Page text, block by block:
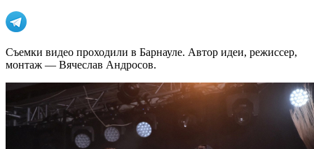
Съемки видео проходили в Барнауле. Автор идеи, режиссер,
монтаж — Вячеслав Андросов.